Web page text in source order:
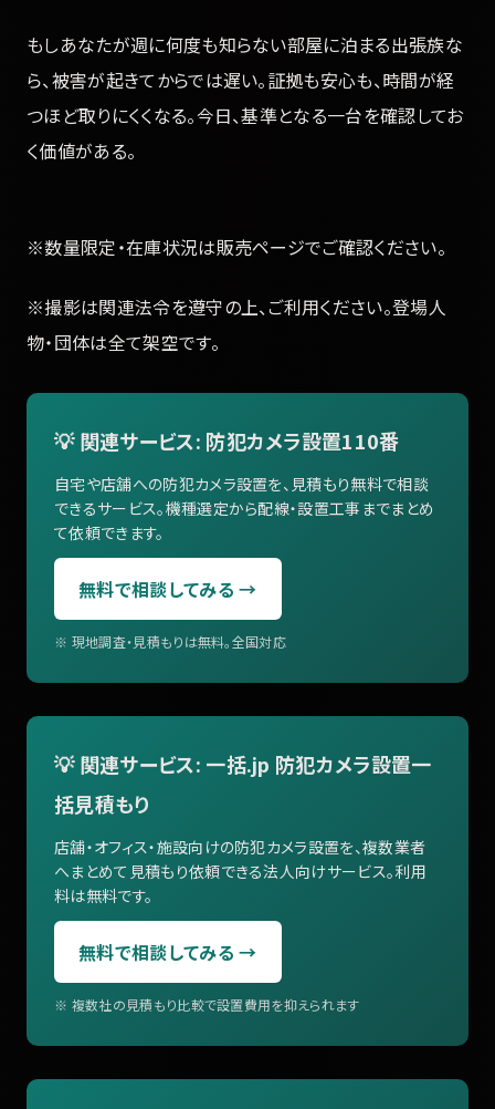
もしあなたが週に何度も知らない部屋に泊まる出張族な
ら、被害が起きてからでは遅い。証拠も安心も、時間が経
つほど取りにくくなる。今日、基準となる一台を確認してお
く価値がある。
※数量限定・在庫状況は販売ページでご確認ください。
※撮影は関連法令を遵守の上、ご利用ください。登場人
物・団体は全て架空です。
💡 関連サービス: 防犯カメラ設置110番
自宅や店舗への防犯カメラ設置を、見積もり無料で相談
できるサービス。機種選定から配線・設置工事までまとめ
て依頼できます。
無料で相談してみる →
※ 現地調査・見積もりは無料。全国対応
💡 関連サービス: 一括.jp 防犯カメラ設置一
括見積もり
店舗・オフィス・施設向けの防犯カメラ設置を、複数業者
へまとめて見積もり依頼できる法人向けサービス。利用
料は無料です。
無料で相談してみる →
※ 複数社の見積もり比較で設置費用を抑えられます